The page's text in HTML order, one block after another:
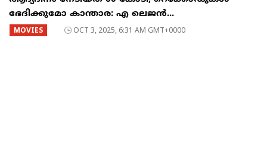
ഭേദിക്കുമോ കാന്താര: എ ലെജന്‍...
MOVIES OCT 3, 2025, 6:31 AM GMT+0000